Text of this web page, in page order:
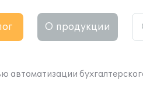
О продукции
автоматизации